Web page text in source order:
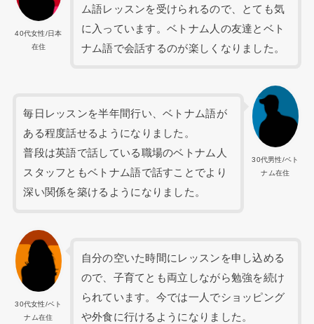
40代女性/日本
在住
ム語レッスンを受けられるので、とても気
に入っています。ベトナム人の友達とベト
ナム語で会話するのが楽しくなりました。
30代男性/ベト
ナム在住
毎日レッスンを半年間行い、ベトナム語が
ある程度話せるようになりました。
普段は英語で話している職場のベトナム人
スタッフともベトナム語で話すことでより
深い関係を築けるようになりました。
30代女性/ベト
ナム在住
自分の空いた時間にレッスンを申し込める
ので、子育てとも両立しながら勉強を続け
られています。今では一人でショッピング
や外食に行けるようになりました。